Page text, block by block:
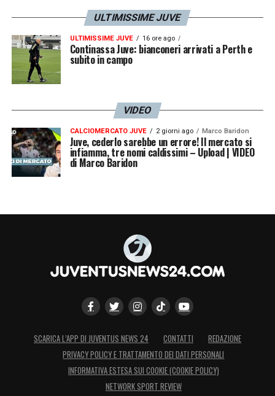
ULTIMISSIME JUVE
ULTIMISSIME JUVE 16 ore ago
Continassa Juve: bianconeri arrivati a Perth e
subito in campo
VIDEO
CALCIOMERCATO JUVE 2 giorni ago Marco Baridon
Juve, cederlo sarebbe un errore! Il mercato si
infiamma, tre nomi caldissimi – Upload | VIDEO
di Marco Baridon
SCARICA L’APP DI JUVENTUS NEWS 24 CONTATTI
REDAZIONE
PRIVACY POLICY E TRATTAMENTO DEI DATI PERSONALI
INFORMATIVA ESTESA SUI COOKIE (COOKIE POLICY)
NETWORK SPORT REVIEW